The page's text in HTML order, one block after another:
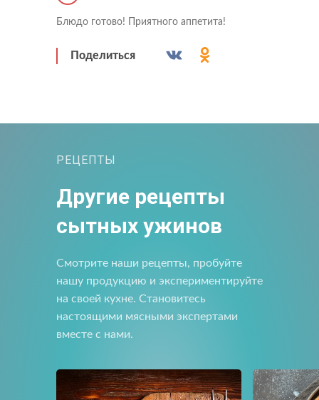
Блюдо готово! Приятного аппетита!
Поделиться
РЕЦЕПТЫ
Другие рецепты
сытных ужинов
Смотрите наши рецепты, пробуйте
нашу продукцию и экспериментируйте
на своей кухне. Становитесь
настоящими мясными экспертами
вместе с нами.
Мы открыты для любых вопросов и предложений
Мы будем присылать вам только самое важное